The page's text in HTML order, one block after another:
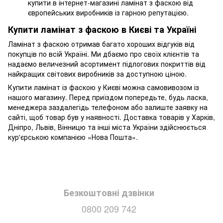
купити в інтернет-магазині ламінат з фаскою від
європейських виробників із гарною репутацією.
Купити ламінат з фаскою в Києві та Україні
Ламінат з фаскою отримав багато хороших відгуків від
покупців по всій Україні. Ми дбаємо про своїх клієнтів та
надаємо величезний асортимент підлогових покриттів від
найкращих світових виробників за доступною ціною.
Купити ламінат із фаскою у Києві можна самовивозом із
нашого магазину. Перед приїздом попередьте, будь ласка,
менеджера заздалегідь телефоном або залиште заявку на
сайті, щоб товар був у наявності. Доставка товарів у Харків,
Дніпро, Львів, Вінницю та інші міста України здійснюється
кур'єрською компанією «Нова Пошта».
Безкоштовні дзвінки
0800 209 742